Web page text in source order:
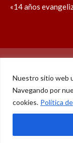
Nuestro sitio web
Navegando por
cookies. Política
«14 años
© Derechos